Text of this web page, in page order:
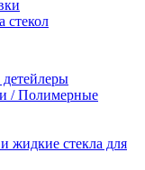
стекол
/ Полимерные
жидкие стекла для